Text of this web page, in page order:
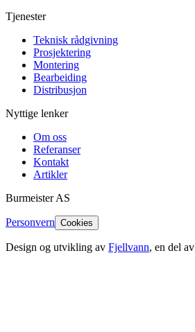
Tjenester
Teknisk rådgivning
Prosjektering
Montering
Bearbeiding
Distribusjon
Nyttige lenker
Om oss
Referanser
Kontakt
Artikler
BurmeisterAS
Personvern Cookies
Design og utvikling av Fjellvann, en del av